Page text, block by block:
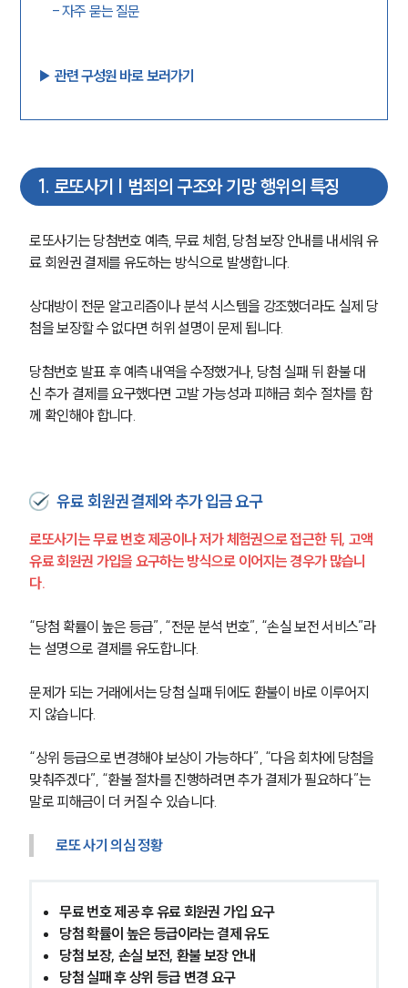
-자주 묻는 질문
▶︎ 관련 구성원 바로 보러가기
1. 로또사기 | 범죄의 구조와 기망 행위의 특징
로또사기는 당첨번호 예측, 무료 체험, 당첨 보장 안내를 내세워 유
료 회원권 결제를 유도하는 방식으로 발생합니다.
상대방이 전문 알고리즘이나 분석 시스템을 강조했더라도 실제 당
첨을 보장할 수 없다면 허위 설명이 문제 됩니다.
당첨번호 발표 후 예측 내역을 수정했거나, 당첨 실패 뒤 환불 대
신 추가 결제를 요구했다면 고발 가능성과 피해금 회수 절차를 함
께 확인해야 합니다.
유료 회원권 결제와 추가 입금 요구
로또사기는 무료 번호 제공이나 저가 체험권으로 접근한 뒤, 고액
유료 회원권 가입을 요구하는 방식으로 이어지는 경우가 많습니
다.
“당첨 확률이 높은 등급”, “전문 분석 번호”, “손실 보전 서비스”라
는 설명으로 결제를 유도합니다.
문제가 되는 거래에서는 당첨 실패 뒤에도 환불이 바로 이루어지
지 않습니다.
“상위 등급으로 변경해야 보상이 가능하다”, “다음 회차에 당첨을
맞춰주겠다”, “환불 절차를 진행하려면 추가 결제가 필요하다”는
말로 피해금이 더 커질 수 있습니다.
로또 사기 의심 정황
무료 번호 제공 후 유료 회원권 가입 요구
당첨 확률이 높은 등급이라는 결제 유도
당첨 보장, 손실 보전, 환불 보장 안내
당첨 실패 후 상위 등급 변경 요구